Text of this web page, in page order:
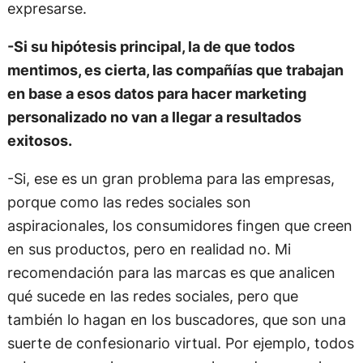
expresarse.
-Si su hipótesis principal, la de que todos
mentimos, es cierta, las compañías que trabajan
en base a esos datos para hacer marketing
personalizado no van a llegar a resultados
exitosos.
-Si, ese es un gran problema para las empresas,
porque como las redes sociales son
aspiracionales, los consumidores fingen que creen
en sus productos, pero en realidad no. Mi
recomendación para las marcas es que analicen
qué sucede en las redes sociales, pero que
también lo hagan en los buscadores, que son una
suerte de confesionario virtual. Por ejemplo, todos